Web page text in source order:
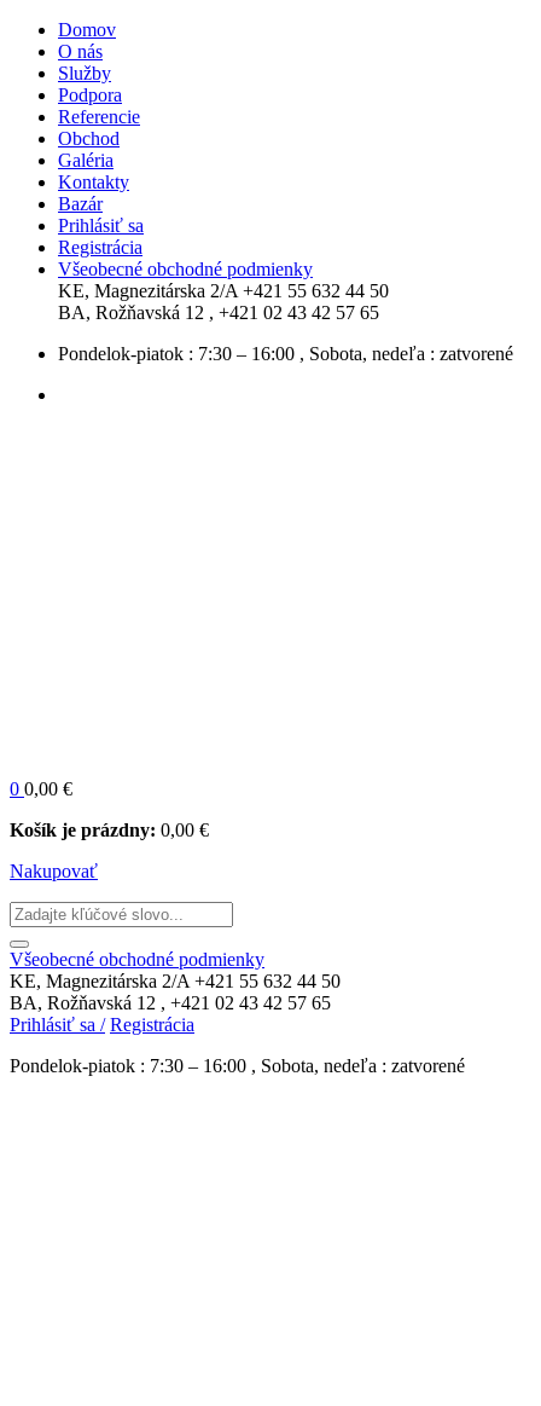
Domov
O nás
Služby
Podpora
Referencie
Obchod
Galéria
Kontakty
Bazár
Prihlásiť sa
Registrácia
Všeobecné obchodné podmienky
KE, Magnezitárska 2/A +421 55 632 44 50
BA, Rožňavská 12 , +421 02 43 42 57 65
Pondelok-piatok : 7:30 – 16:00 , Sobota, nedeľa : zatvorené
0 0,00 €
Košík je prázdny: 0,00 €
Nakupovať
Všeobecné obchodné podmienky
KE, Magnezitárska 2/A +421 55 632 44 50
BA, Rožňavská 12 , +421 02 43 42 57 65
Prihlásiť sa / Registrácia
Pondelok-piatok : 7:30 – 16:00 , Sobota, nedeľa : zatvorené